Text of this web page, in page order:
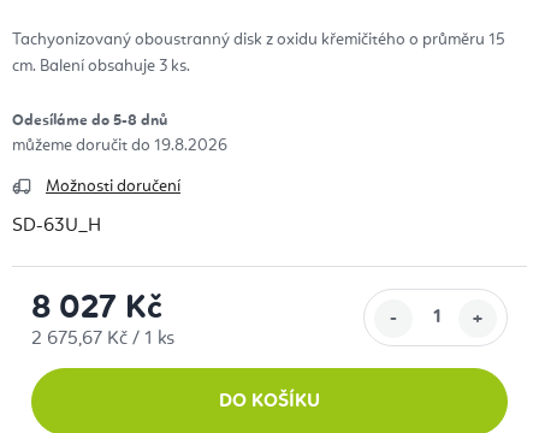
Tachyonizovaný oboustranný disk z oxidu křemičitého o průměru 15
cm. Balení obsahuje 3 ks.
Odesíláme do 5-8 dnů
19.8.2026
Možnosti doručení
SD-63U_H
8 027 Kč
Měrná cena:
2 675,67 Kč / 1 ks
DO KOŠÍKU